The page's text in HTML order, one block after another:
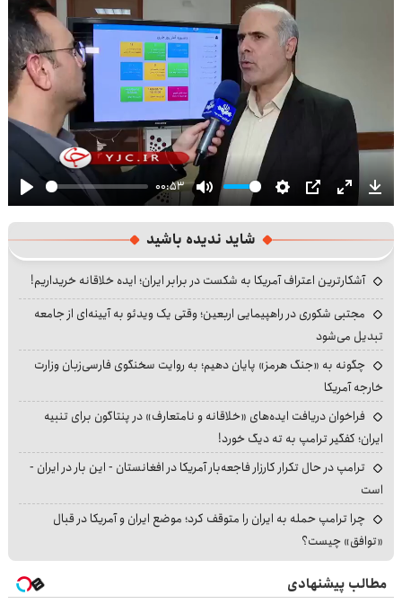
Play
00:53
Mute Settings
PIP Enter
شاید ندیده باشید
آشکارترین اعتراف آمریکا به شکست در برابر ایران؛ ایده خلاقانه خریداریم!
مجتبی شکوری در راهپیمایی اربعین؛ وقتی یک ویدئو به آیینه‌ای از جامعه
تبدیل می‌شود
چگونه به «جنگ هرمز» پایان دهیم؛ به روایت سخنگوی فارسی‌زبان وزارت
خارجه آمریکا
فراخوان دریافت ایده‌های «خلاقانه و نامتعارف» در پنتاگون برای تنبیه
ایران؛ کفگیر ترامپ به ته دیگ خورد!
ترامپ در حال تکرار کارزار فاجعه‌بار آمریکا در افغانستان - این بار در ایران -
است
چرا ترامپ حمله به ایران را متوقف کرد؛ موضع ایران و آمریکا در قبال
«توافق» چیست؟
مطالب پیشنهادی